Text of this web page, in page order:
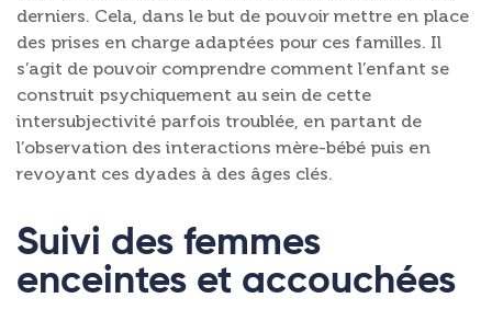
derniers. Cela, dans le but de pouvoir mettre en place
des prises en charge adaptées pour ces familles. Il
s’agit de pouvoir comprendre comment l’enfant se
construit psychiquement au sein de cette
intersubjectivité parfois troublée, en partant de
l’observation des interactions mère-bébé puis en
revoyant ces dyades à des âges clés.
Suivi des femmes
enceintes et accouchées